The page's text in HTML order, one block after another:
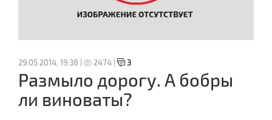
29.05.2014, 19:38 | 2474 | 3
Размыло дорогу. А бобры
ли виноваты?